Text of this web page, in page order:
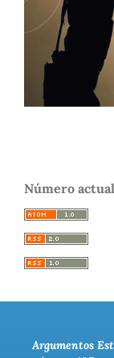
Número actual
Argumentos